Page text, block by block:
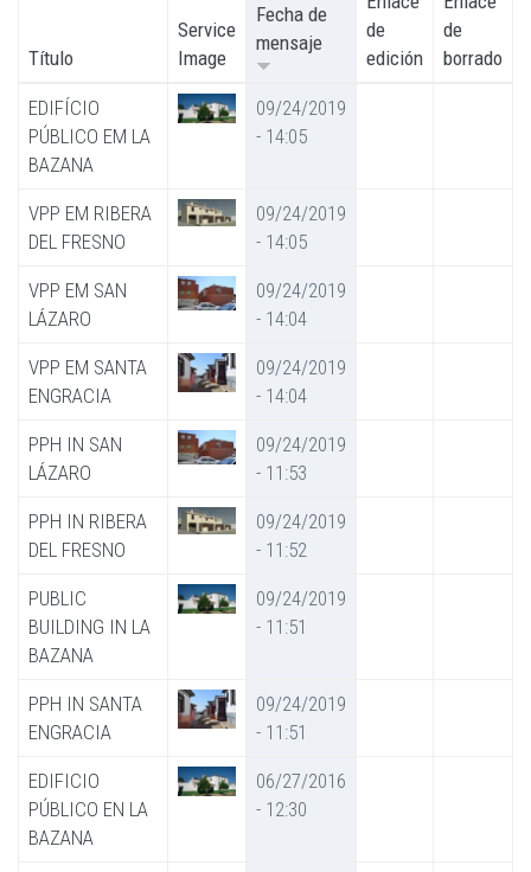
Título
Service
Image
Fecha de
mensaje
de
edición
de
borrado
EDIFÍCIO
PÚBLICO EM LA
BAZANA
09/24/2019
- 14:05
VPP EM RIBERA
DEL FRESNO
09/24/2019
- 14:05
VPP EM SAN
LÁZARO
09/24/2019
- 14:04
VPP EM SANTA
ENGRACIA
09/24/2019
- 14:04
PPH IN SAN
LÁZARO
09/24/2019
- 11:53
PPH IN RIBERA
DEL FRESNO
09/24/2019
- 11:52
PUBLIC
BUILDING IN LA
BAZANA
09/24/2019
- 11:51
PPH IN SANTA
ENGRACIA
09/24/2019
- 11:51
EDIFICIO
PÚBLICO EN LA
BAZANA
06/27/2016
- 12:30